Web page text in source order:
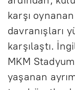
karşı
davranışları
karşılaştı.
MKM
yaşanan